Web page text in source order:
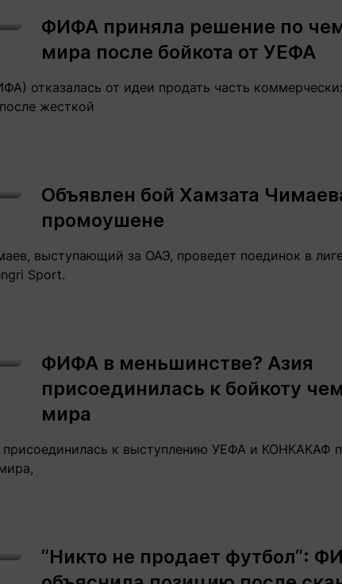
ФИФА приняла решение по
мира после бойкота от УЕФА
отказалась от идеи продать часть
жесткой
Объявлен бой Хамзата
промоушене
выступающий за ОАЭ, проведет поединок в
Sport.
ФИФА в меньшинстве? Азия
присоединилась к бойкоту
мира
к выступлению УЕФА и КОНКАКАФ
“Никто не продает футбол“: